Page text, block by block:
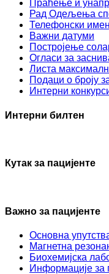
Праћење и
Рад Одељења
Телефонски
Важни датуми
Постројење
Огласи за
Листа
Подаци о броју
Интерни
Интерни билтен
Кутак за пацијенте
Важно за пацијенте
Основна
Mагнетна
Биохемијска
Информације за